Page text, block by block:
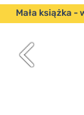
Mała książka -